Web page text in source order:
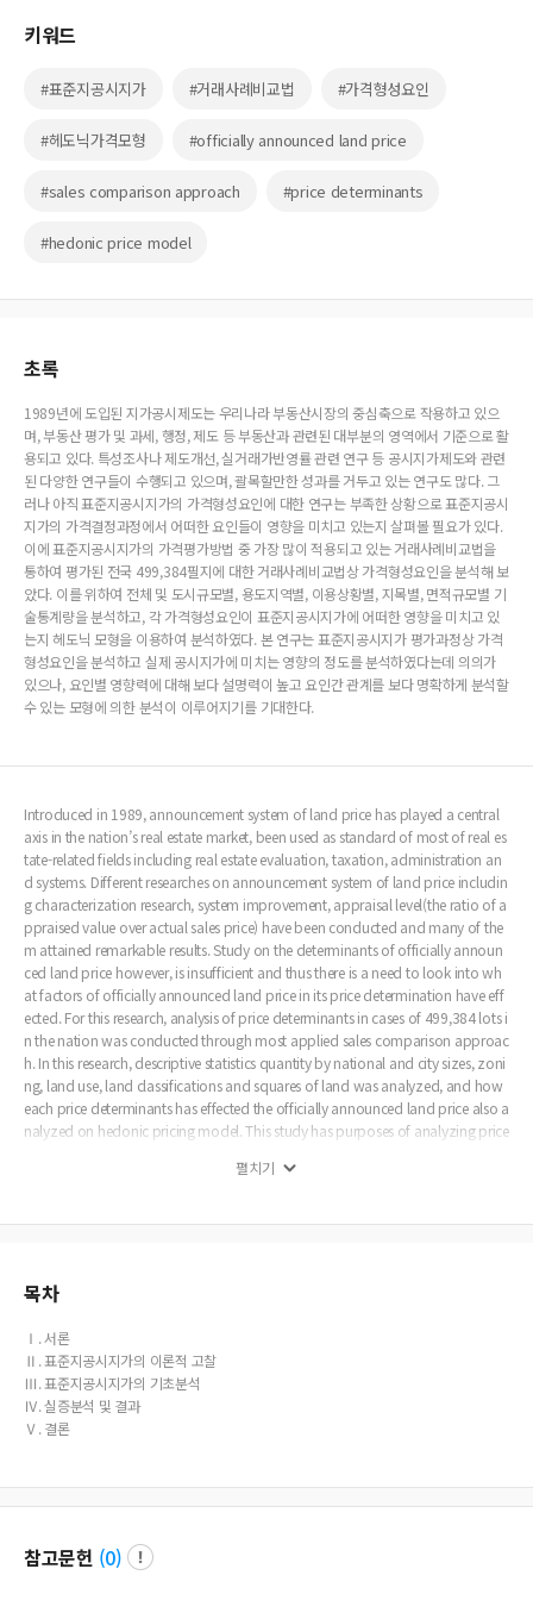
키워드
#표준지공시지가 #거래사례비교법 #가격형성요인
#헤도닉가격모형 #officially announced land price
#sales comparison approach #price determinants
#hedonic price model
초록
1989년에 도입된 지가공시제도는 우리나라 부동산시장의 중심축으로 작용하고 있으
며, 부동산 평가 및 과세, 행정, 제도 등 부동산과 관련된 대부분의 영역에서 기준으로 활
용되고 있다. 특성조사나 제도개선, 실거래가반영률 관련 연구 등 공시지가제도와 관련
된 다양한 연구들이 수행되고 있으며, 괄목할만한 성과를 거두고 있는 연구도 많다. 그
러나 아직 표준지공시지가의 가격형성요인에 대한 연구는 부족한 상황으로 표준지공시
지가의 가격결정과정에서 어떠한 요인들이 영향을 미치고 있는지 살펴볼 필요가 있다.
이에 표준지공시지가의 가격평가방법 중 가장 많이 적용되고 있는 거래사례비교법을
통하여 평가된 전국 499,384필지에 대한 거래사례비교법상 가격형성요인을 분석해 보
았다. 이를 위하여 전체 및 도시규모별, 용도지역별, 이용상황별, 지목별, 면적규모별 기
술통계량을 분석하고, 각 가격형성요인이 표준지공시지가에 어떠한 영향을 미치고 있
는지 헤도닉 모형을 이용하여 분석하였다. 본 연구는 표준지공시지가 평가과정상 가격
형성요인을 분석하고 실제 공시지가에 미치는 영향의 정도를 분석하였다는데 의의가
있으나, 요인별 영향력에 대해 보다 설명력이 높고 요인간 관계를 보다 명확하게 분석할
수 있는 모형에 의한 분석이 이루어지기를 기대한다.
Introduced in 1989, announcement system of land price has played a central
axis in the nation’s real estate market, been used as standard of most of real es
tate-related fields including real estate evaluation, taxation, administration an
d systems. Different researches on announcement system of land price includin
g characterization research, system improvement, appraisal level(the ratio of a
ppraised value over actual sales price) have been conducted and many of the
m attained remarkable results. Study on the determinants of officially announ
ced land price however, is insufficient and thus there is a need to look into wh
at factors of officially announced land price in its price determination have eff
ected. For this research, analysis of price determinants in cases of 499,384 lots i
n the nation was conducted through most applied sales comparison approac
h. In this research, descriptive statistics quantity by national and city sizes, zoni
ng, land use, land classifications and squares of land was analyzed, and how
each price determinants has effected the officially announced land price also a
nalyzed on hedonic pricing model. This study has purposes of analyzing price
ce, and their impact on actual officially announced land price. What we expec
factors and more precision of relationships of factors can be done.
펼치기
목차
Ⅰ. 서론
Ⅱ. 표준지공시지가의 이론적 고찰
Ⅲ. 표준지공시지가의 기초분석
Ⅳ. 실증분석 및 결과
Ⅴ. 결론
참고문헌 (0)